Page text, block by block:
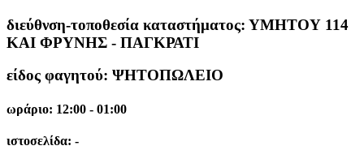
διεύθνση-τοποθεσία καταστήματος: ΥΜΗΤΟΥ 114
ΚΑΙ ΦΡΥΝΗΣ - ΠΑΓΚΡΑΤΙ
είδος φαγητού: ΨΗΤΟΠΩΛΕΙΟ
ωράριο: 12:00 - 01:00
ιστοσελίδα: -